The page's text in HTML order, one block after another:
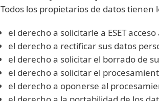
Todos los propietarios de datos tienen
el derecho a solicitarle a ESET
el derecho a rectificar sus datos
el derecho a solicitar el borrado de
el derecho a solicitar el
el derecho a oponerse al